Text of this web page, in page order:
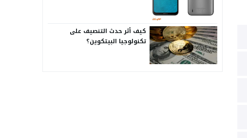
كيف أثر حدث التنصيف على
تكنولوجيا البيتكوين؟